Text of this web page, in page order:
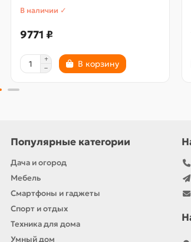
В наличии ✓
9771 ₽
В корзину
Популярные категории
Дача и огород
Мебель
Смартфоны и гаджеты
Спорт и отдых
Техника для дома
Умный дом